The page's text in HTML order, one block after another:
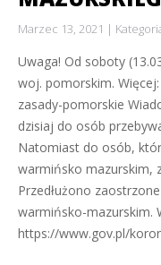
Marzec 13, 2021
Uwaga! Od soboty
woj. pomorskim.
zasady-pomorskie
dzisiaj do osób
Natomiast do osób,
warmińsko mazurskim,
Przedłużono
warmińsko-mazurskim.
https://www.gov.pl/